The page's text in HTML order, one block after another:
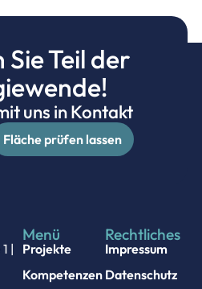
Teil der
uns in Kontakt
Fläche prüfen lassen
|
Menü
Projekte
Kompetenzen
Rechtliches
Impressum
Datenschutz